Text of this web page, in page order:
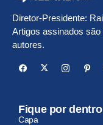
Diretor-Presidente:
Artigos assinados
autores.
Fique por dentro
Capa